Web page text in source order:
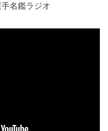
名鑑ラジオ